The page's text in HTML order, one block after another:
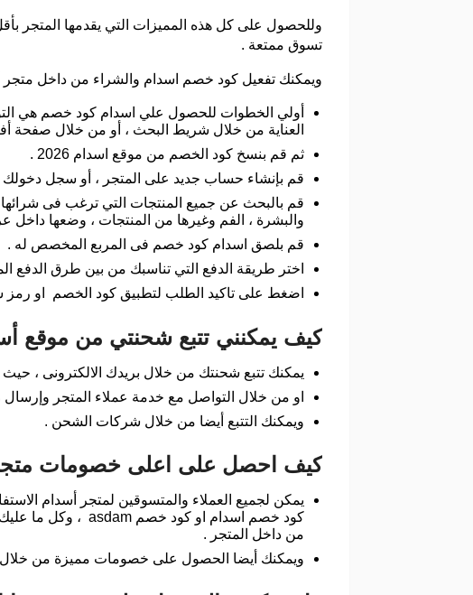
تسوق ممتعة .
ويمكنك تفعيل كود خصم اسدام والشراء من داخل متجر
العناية من خلال شريط البحث ، أو من خلال صفحة
ثم قم بنسخ كود الخصم من موقع اسدام 2026 .
قم بإنشاء حساب جديد على المتجر ، أو سجل
قم بالبحث عن جميع المنتجات التي ترغب فى
والبشرة ، الفم وغيرها من المنتجات ، وضعها داخل
قم بلصق اسدام كود خصم فى المربع المخصص له .
اختر طريقة الدفع التي تناسبك من بين طرق الدفع
اضغط على تاكيد الطلب لتطبيق كود الخصم او رمز
كيف يمكنني تتبع شحنتي من موقع
يمكنك تتبع شحنتك من خلال بريدك الالكترونى ،
او من خلال التواصل مع خدمة عملاء المتجر
ويمكنك التتبع أيضا من خلال شركات الشحن .
كيف احصل على اعلى خصومات
يمكن لجميع العملاء والمتسوقين لمتجر أسدام
من داخل المتجر .
ويمكنك أيضا الحصول على خصومات مميزة من خلال